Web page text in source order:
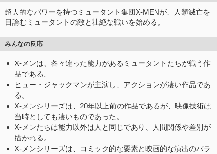
超人的なパワーを持つミュータント集団X-MENが、人類滅亡を
目論むミュータントの敵と壮絶な戦いを始める。
みんなの反応
X-メンは、各々違った能力があるミュータントたちが戦う作
品である。
ヒュー・ジャックマンが主演し、アクションが凄い作品であ
る。
X-メンシリーズは、20年以上前の作品であるが、映像技術は
当時としても凄いものであった。
X-メンたちは能力以外は人と同じであり、人間関係や差別が
描かれる。
X-メンシリーズは、コミック的な要素と映画的な演出のバラ